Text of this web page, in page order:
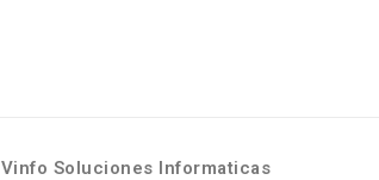
Vinfo Soluciones Informaticas